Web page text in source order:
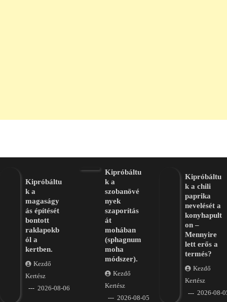
Kipróbáltu
k a
magaságy
ás építését
bontott
raklapokb
ól a
kertben.
Kezdő
Kertész
2026-08-06
Kipróbáltu
k a
szobanövé
nyek
szaporítás
át
mohában
(sphagnum
moha
módszer).
Kezdő
Kertész
2026-08-05
Kipróbáltu
k a chili
paprika
nevelését a
konyhapult
on –
Mennyire
lett erős a
termés?
Kezdő
Kertész
2026-08-